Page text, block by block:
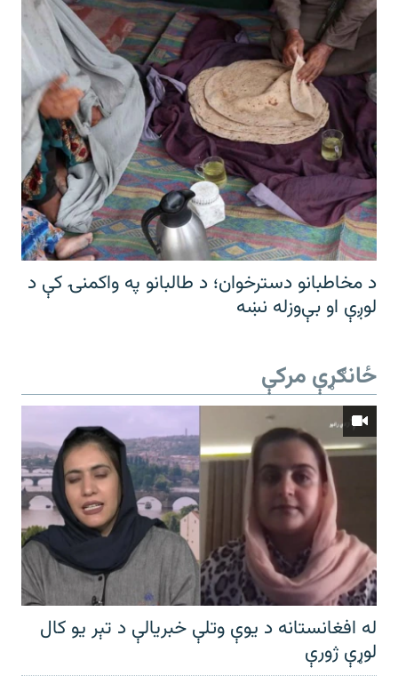
د مخاطبانو دسترخوان؛ د طالبانو په واکمنۍ کې د
لوږې او بې‌وزله نښه
ځانګړې مرکې
له افغانستانه د یوې وتلې خبریالې د تېر يو کال
لوړې ژورې